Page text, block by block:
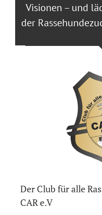
Visionen – und
der
Der Club für alle
CAR e.V